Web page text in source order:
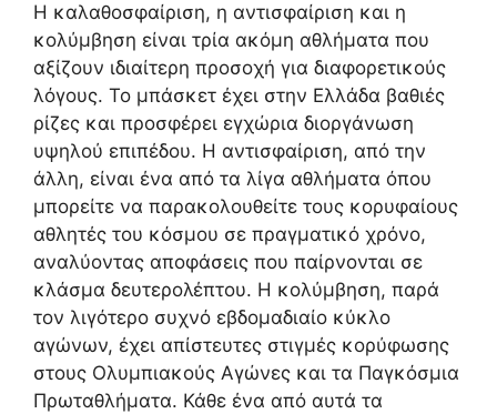
Η καλαθοσφαίριση, η αντισφαίριση και η
κολύμβηση είναι τρία ακόμη αθλήματα που
αξίζουν ιδιαίτερη προσοχή για διαφορετικούς
λόγους. Το μπάσκετ έχει στην Ελλάδα βαθιές
ρίζες και προσφέρει εγχώρια διοργάνωση
υψηλού επιπέδου. Η αντισφαίριση, από την
άλλη, είναι ένα από τα λίγα αθλήματα όπου
μπορείτε να παρακολουθείτε τους κορυφαίους
αθλητές του κόσμου σε πραγματικό χρόνο,
αναλύοντας αποφάσεις που παίρνονται σε
κλάσμα δευτερολέπτου. Η κολύμβηση, παρά
τον λιγότερο συχνό εβδομαδιαίο κύκλο
αγώνων, έχει απίστευτες στιγμές κορύφωσης
στους Ολυμπιακούς Αγώνες και τα Παγκόσμια
Πρωταθλήματα. Κάθε ένα από αυτά τα